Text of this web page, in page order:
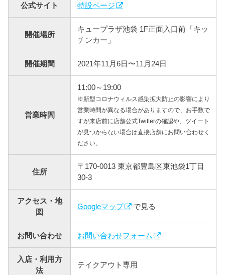
公式サイト 特設ページ
開催場所
キュープラザ池袋 1F正面入口前「キッ
チンカー」
開催期間 2021年11月6日〜11月24日
営業時間
11:00～19:00
※新型コロナウィルス感染拡大防止の影響により
営業時間が異なる場合がありますので、お手数で
すが来店前に店舗公式Twitterの確認や、ツイート
が見つからない場合は直接店舗にお問い合わせく
ださい。
住所
〒170-0013 東京都豊島区東池袋1丁目
30-3
アクセス・地
図
Googleマップ で見る
お問い合わせ お問い合わせフォーム
入店・利用方
法
テイクアウト専用